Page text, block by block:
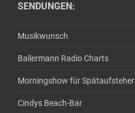
SENDUNGEN:
Musikwunsch
Ballermann Radio Charts
Morningshow für Spätaufsteher
Cindys Beach-Bar